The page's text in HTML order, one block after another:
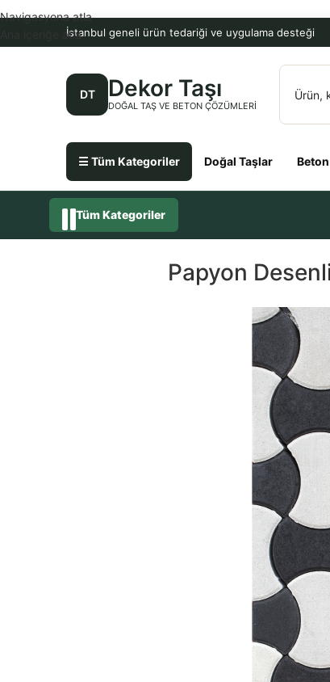
İstanbul geneli ürün tedariği ve uygulama desteği
DT Dekor Taşı
DOĞAL TAŞ VE BETON ÇÖZÜMLERI
☰ Tüm Kategoriler Doğal Taşlar
Navigasyona atla
Ana içeriğe atla
Tüm Kategoriler
Papyon